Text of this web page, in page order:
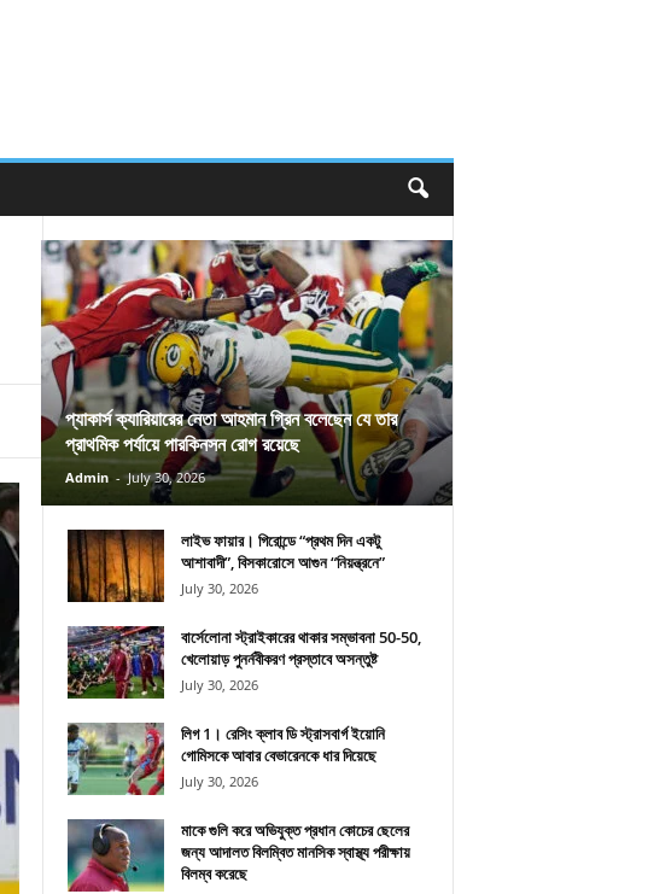
প্যাকার্স ক্যারিয়ারের নেতা আহমান গ্রিন বলেছেন যে তার
প্রাথমিক পর্যায়ে পারকিনসন রোগ রয়েছে
Admin - July 30, 2026
লাইভ ফায়ার। গিরোন্ডে “প্রথম দিন একটু
আশাবাদী”, বিসকারোসে আগুন “নিয়ন্ত্রনে”
July 30, 2026
বার্সেলোনা স্ট্রাইকারের থাকার সম্ভাবনা 50-50,
খেলোয়াড় পুনর্নবীকরণ প্রস্তাবে অসন্তুষ্ট
July 30, 2026
লিগ 1। রেসিং ক্লাব ডি স্ট্রাসবার্গ ইয়োনি
গোমিসকে আবার বেভারেনকে ধার দিয়েছে
July 30, 2026
মাকে গুলি করে অভিযুক্ত প্রধান কোচের ছেলের
জন্য আদালত বিলম্বিত মানসিক স্বাস্থ্য পরীক্ষায়
বিলম্ব করেছে